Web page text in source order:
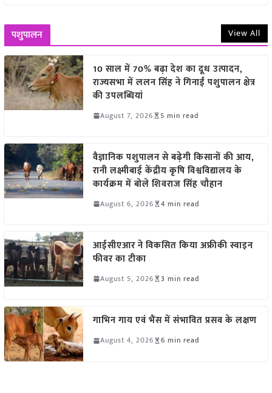
पशुपालन View All
10 साल में 70% बढ़ा देश का दूध उत्पादन,
राज्यसभा में ललन सिंह ने गिनाईं पशुपालन क्षेत्र
की उपलब्धियां
August 7, 2026 5 min read
वैज्ञानिक पशुपालन से बढ़ेगी किसानों की आय,
रानी लक्ष्मीबाई केंद्रीय कृषि विश्वविद्यालय के
कार्यक्रम में बोले शिवराज सिंह चौहान
August 6, 2026 4 min read
आईसीएआर ने विकसित किया अफ्रीकी स्वाइन
फीवर का टीका
August 5, 2026 3 min read
गाभिन गाय एवं भैंस में संभावित प्रसव के लक्षण
August 4, 2026 6 min read